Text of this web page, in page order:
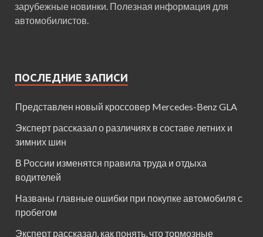
зарубежные новинки. Полезная информация для
автомобилистов.
ПОСЛЕДНИЕ ЗАПИСИ
Представлен новый кроссовер Mercedes-Benz GLA
Эксперт рассказал о различиях в составе летних и
зимних шин
В России изменятся правила труда и отдыха
водителей
Названы главные ошибки при покупке автомобиля с
пробегом
Эксперт рассказал, как понять, что тормозные